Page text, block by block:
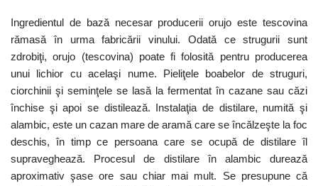
Ingredientul de bază necesar producerii orujo este tescovina
rămasă în urma fabricării vinului. Odată ce strugurii sunt
zdrobiţi, orujo (tescovina) poate fi folosită pentru producerea
unui lichior cu acelaşi nume. Pieliţele boabelor de struguri,
ciorchinii şi seminţele se lasă la fermentat în cazane sau căzi
închise şi apoi se distilează. Instalaţia de distilare, numită şi
alambic, este un cazan mare de aramă care se încălzeşte la foc
deschis, în timp ce persoana care se ocupă de distilare îl
supraveghează. Procesul de distilare în alambic durează
aproximativ şase ore sau chiar mai mult. Se presupune că